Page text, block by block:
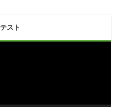
スト